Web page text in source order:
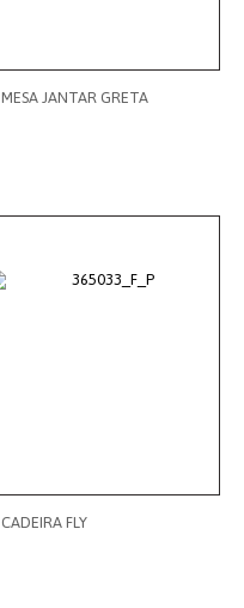
MESA JANTAR GRETA
CADEIRA FLY